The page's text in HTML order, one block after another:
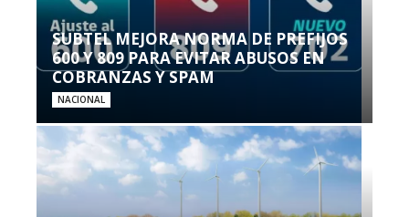
SUBTEL MEJORA NORMA DE PREFIJOS
600 Y 809 PARA EVITAR ABUSOS EN
COBRANZAS Y SPAM
NACIONAL